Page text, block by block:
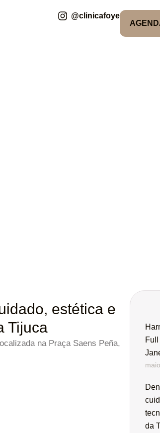
@clinicafoye
estética e
Tijuca
na Praça Saens Peña,
da